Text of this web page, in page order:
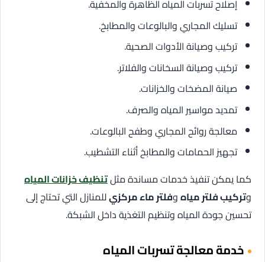
إصلاح تسربات المياه الظاهرة والمخفية.
تسليك المجاري والبالوعات والمطابخ.
تركيب وصيانة الأدوات الصحية.
تركيب وصيانة السخانات والفلاتر.
صيانة المضخات والخزانات.
تمديد مواسير المياه والصرف.
معالجة روائح المجاري وطفح البالوعات.
تجهيز الحمامات والمطابخ أثناء التشطيب.
كما يمكن تنفيذ خدمات مساندة مثلتنظيف خزانات المياه
وتركيب فلتر مياهوفلتر ماء مركزيللمنازل التي تحتاج إلى
تحسين جودة المياه وتنظيم التغذية داخل الشبكة.
خدمة معالجة تسربات المياه